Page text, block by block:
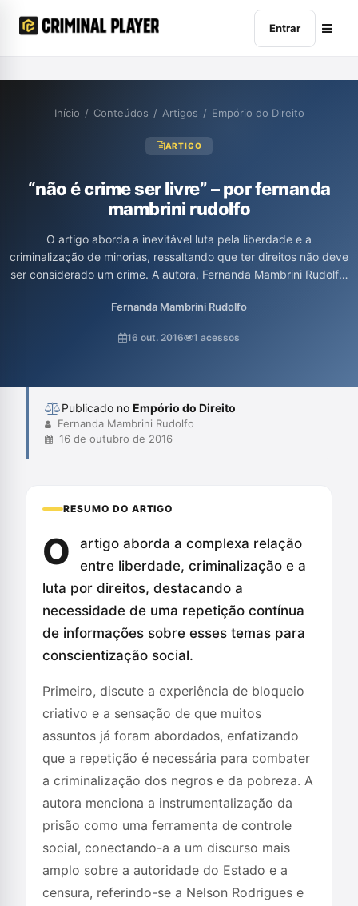
Entrar
Início / Conteúdos / Artigos / Empório do Direito
ARTIGO
“não é crime ser livre” – por fernanda
mambrini rudolfo
O artigo aborda a inevitável luta pela liberdade e a
criminalização de minorias, ressaltando que ter direitos não deve
ser considerado um crime. A autora, Fernanda Mambrini Rudolfo,
resultam na marginalização de grupos vulneráveis, enfatizando
olhar crítico, o texto defende que a luta por igualdade é
Fernanda Mambrini Rudolfo
16 out. 2016 1 acessos
Publicado no Empório do Direito
Fernanda Mambrini Rudolfo
16 de outubro de 2016
RESUMO DO ARTIGO
O
artigo aborda a complexa relação
entre liberdade, criminalização e a
luta por direitos, destacando a
necessidade de uma repetição contínua
de informações sobre esses temas para
conscientização social.
Primeiro, discute a experiência de bloqueio
criativo e a sensação de que muitos
assuntos já foram abordados, enfatizando
que a repetição é necessária para combater
a criminalização dos negros e da pobreza. A
autora menciona a instrumentalização da
prisão como uma ferramenta de controle
social, conectando-a a um discurso mais
amplo sobre a autoridade do Estado e a
censura, referindo-se a Nelson Rodrigues e